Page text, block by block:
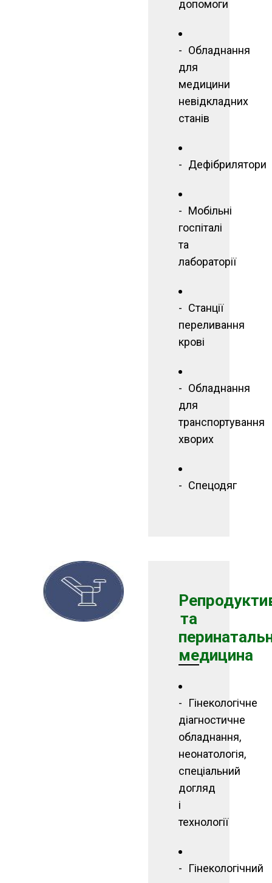
допомоги
Обладнання
для
медицини
невідкладних
станів
Дефібрилятори
Мобільні
госпіталі
та
лабораторії
Станції
переливання
крові
Обладнання
для
транспортування
хворих
Спецодяг
та
медицина
Гінекологічне
діагностичне
обладнання,
неонатологія,
спеціальний
догляд
і
технології
Гінекологічний